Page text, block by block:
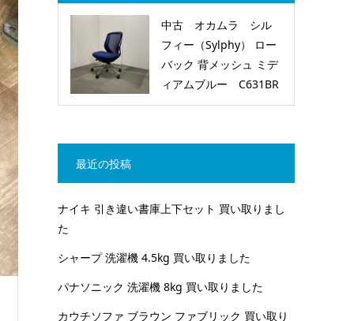
中古 オカムラ シル
フィー（Sylphy） ロー
バック 背メッシュ ミデ
ィアムブルー C631BR
FMP3 (OC202105191)
最近の投稿
ナイキ 引き違い書庫上下セット 買い取りまし
た
シャープ 洗濯機 4.5kg 買い取りました
パナソニック 洗濯機 8kg 買い取りました
カウチソファ ブラウン ファブリック 買い取り